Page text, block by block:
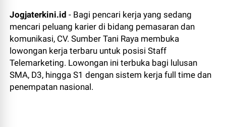
Jogjaterkini.id - Bagi pencari kerja yang sedang
mencari peluang karier di bidang pemasaran dan
komunikasi, CV. Sumber Tani Raya membuka
lowongan kerja terbaru untuk posisi Staff
Telemarketing. Lowongan ini terbuka bagi lulusan
SMA, D3, hingga S1 dengan sistem kerja full time dan
penempatan nasional.